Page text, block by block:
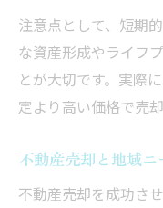
注意点として、短期
な資産形成やライフ
とが大切です。実際
定より高い価格で売
不動産売却と地域
不動産売却を成功さ